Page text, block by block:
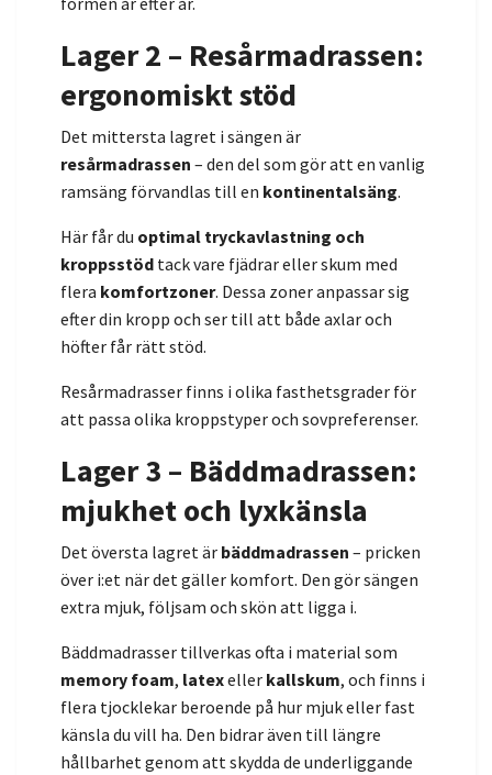
Lager 2 – Resårmadrassen:
ergonomiskt stöd
Det mittersta lagret i sängen är
resårmadrassen – den del som gör att en vanlig
ramsäng förvandlas till en kontinentalsäng.
Här får du optimal tryckavlastning och
kroppsstöd tack vare fjädrar eller skum med
flera komfortzoner. Dessa zoner anpassar sig
efter din kropp och ser till att både axlar och
höfter får rätt stöd.
Resårmadrasser finns i olika fasthetsgrader för
att passa olika kroppstyper och sovpreferenser.
Lager 3 – Bäddmadrassen:
mjukhet och lyxkänsla
Det översta lagret är bäddmadrassen – pricken
över i:et när det gäller komfort. Den gör sängen
extra mjuk, följsam och skön att ligga i.
Bäddmadrasser tillverkas ofta i material som
memory foam, latexeller kallskum, och finns i
flera tjocklekar beroende på hur mjuk eller fast
känsla du vill ha. Den bidrar även till längre
hållbarhet genom att skydda de underliggande